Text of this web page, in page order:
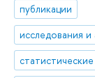
публикации
исследования и